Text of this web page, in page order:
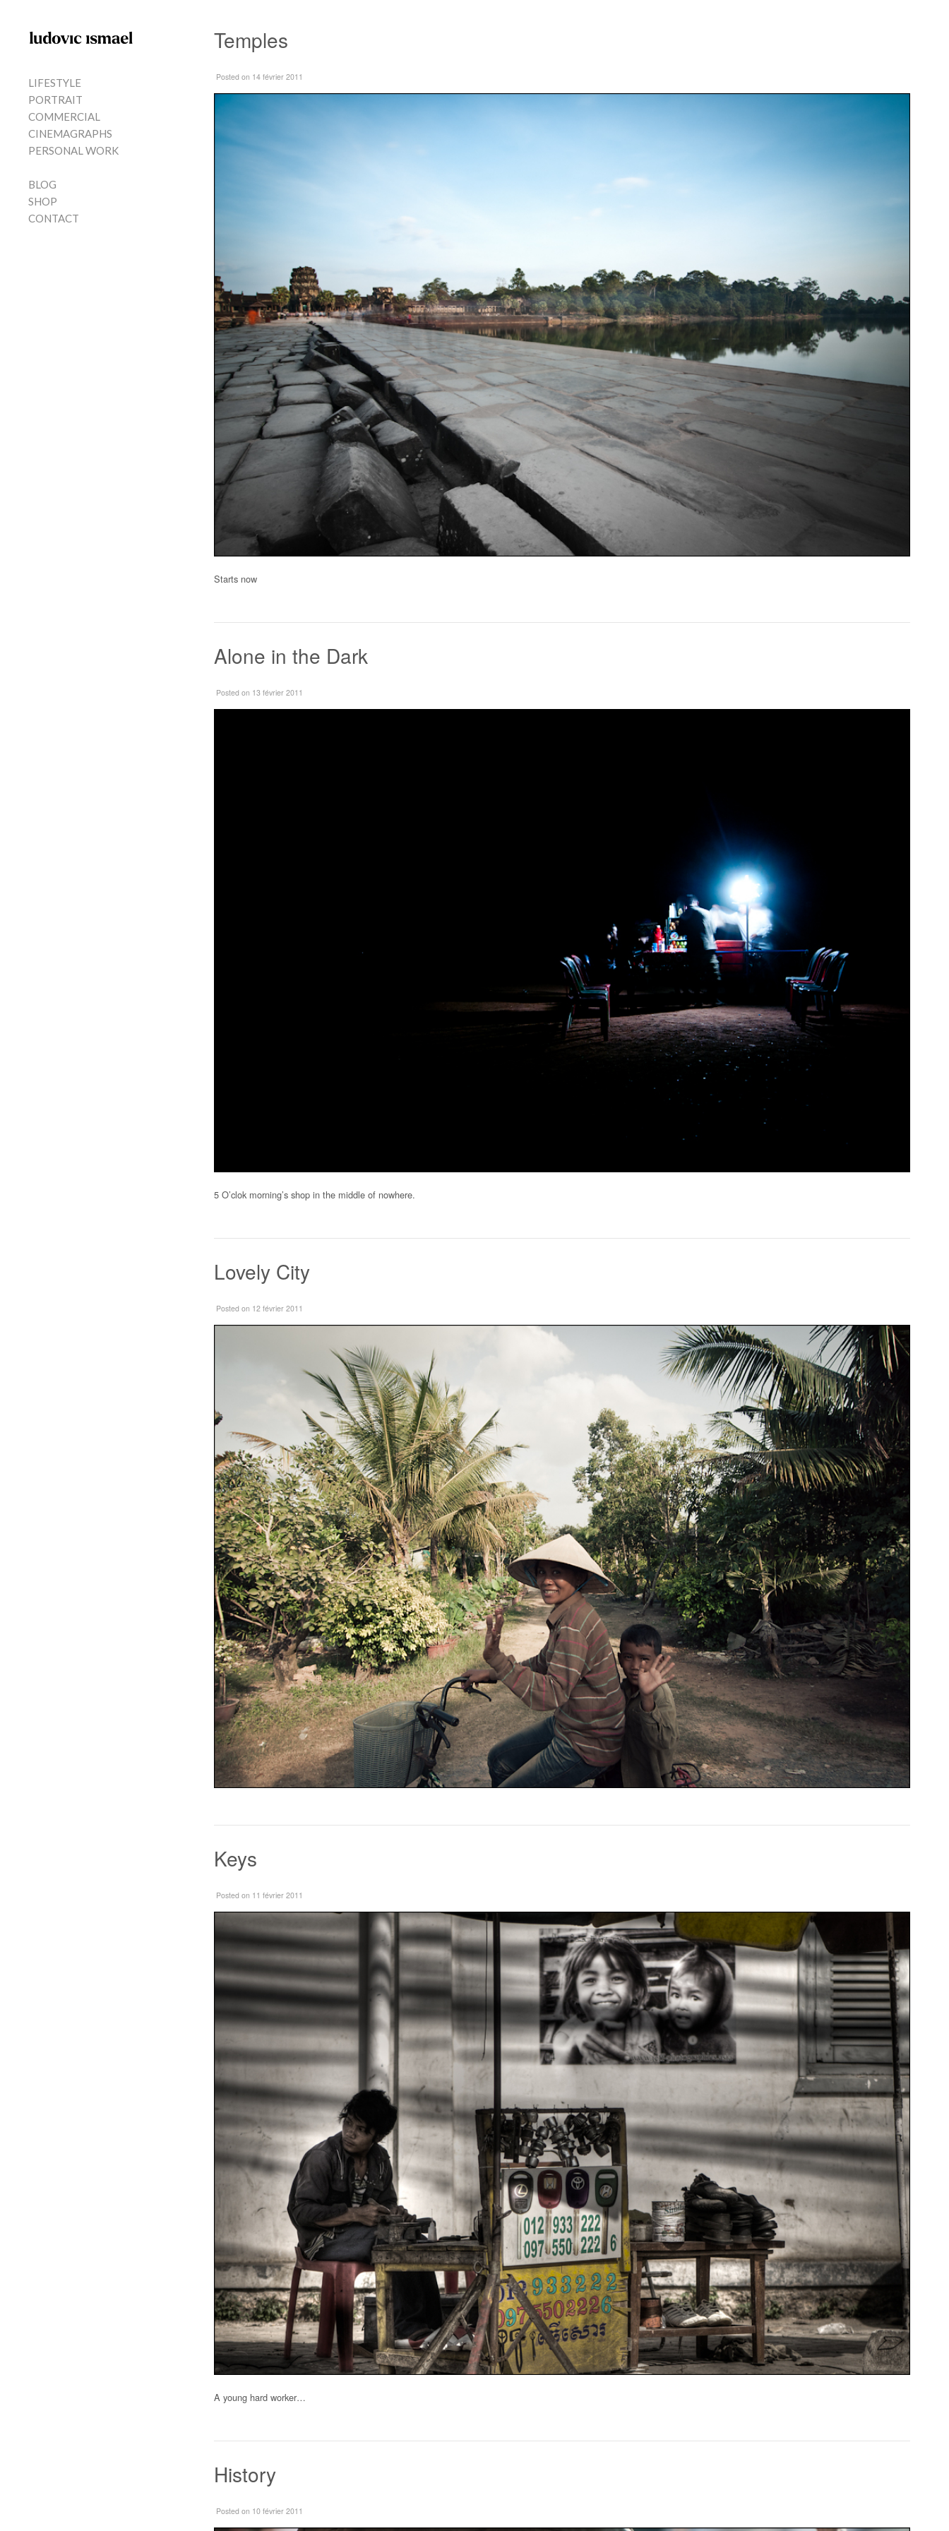
LIFESTYLE
PORTRAIT
COMMERCIAL
CINEMAGRAPHS
PERSONAL WORK
BLOG
SHOP
CONTACT
Temples
Posted on 14 février 2011
Starts now
Alone in the Dark
Posted on 13 février 2011
5 O’clok morning’s shop in the middle of nowhere.
Lovely City
Posted on 12 février 2011
Keys
Posted on 11 février 2011
A young hard worker…
History
Posted on 10 février 2011